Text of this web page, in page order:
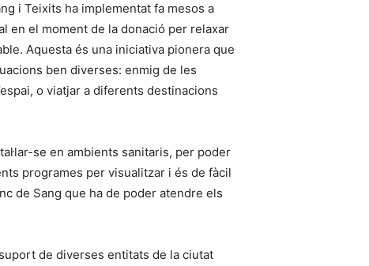
i Teixits ha implementat fa mesos a
en el moment de la donació per relaxar
Aquesta és una iniciativa pionera que
ben diverses: enmig de les
o viatjar a diferents destinacions
se en ambients sanitaris, per poder
programes per visualitzar i és de fàcil
de Sang que ha de poder atendre els
de diverses entitats de la ciutat